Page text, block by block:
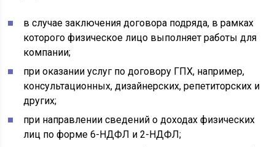
в случае заключения договора подряда, в рамках
которого физическое лицо выполняет работы для
компании;
при оказании услуг по договору ГПХ, например,
консультационных, дизайнерских, репетиторских и
других;
при направлении сведений о доходах физических
лиц по форме 6-НДФЛ и 2-НДФЛ;